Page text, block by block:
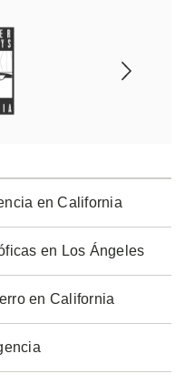
en California
en Los Ángeles
en California